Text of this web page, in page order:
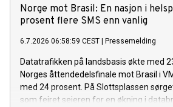
Økningen var spesielt stor i Oslo
Norge mot Brasil: En nasjon i
prosent flere SMS enn vanlig
6.7.2026 06:58:59 CEST Pressemelding
Datatrafikken på landsbasis økte med
Norges åttendedelsfinale mot Brasil i
med 24 prosent. På Slottsplassen
som feiret seieren for en økning i